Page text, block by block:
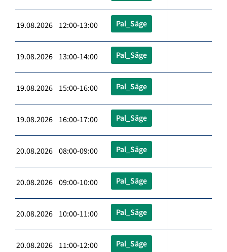
19.08.2026 12:00-13:00 Pal_Säge
19.08.2026 13:00-14:00 Pal_Säge
19.08.2026 15:00-16:00 Pal_Säge
19.08.2026 16:00-17:00 Pal_Säge
20.08.2026 08:00-09:00 Pal_Säge
20.08.2026 09:00-10:00 Pal_Säge
20.08.2026 10:00-11:00 Pal_Säge
20.08.2026 11:00-12:00 Pal_Säge